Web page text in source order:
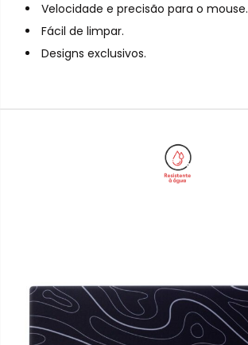
Velocidade e precisão para o mouse.
Fácil de limpar.
Designs exclusivos.